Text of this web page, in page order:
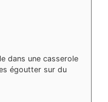
dans une casserole
égoutter sur du